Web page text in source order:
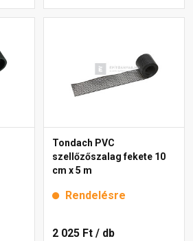
Tondach PVC
szellőzőszalag fekete 10
cm x 5 m
Rendelésre
2 025 Ft / db